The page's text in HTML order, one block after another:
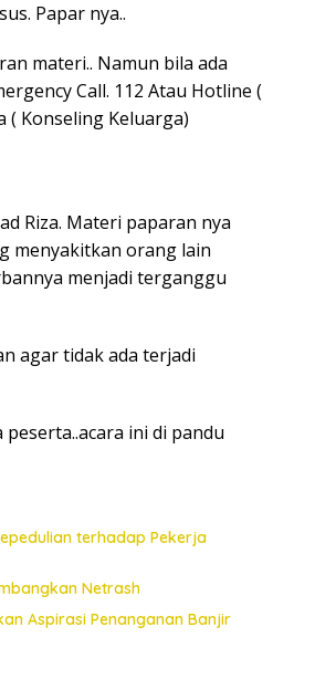
Papar nya..
materi.. Namun bila ada
Call. 112 Atau Hotline (
( Konseling Keluarga)
Riza. Materi paparan nya
menyakitkan orang lain
menjadi terganggu
agar tidak ada terjadi
ini di pandu
terhadap Pekerja
Netrash
Aspirasi Penanganan Banjir